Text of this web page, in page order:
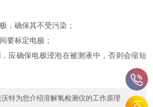
确保其不受污染；
标定电极；
确保电极浸泡在被测液中，否则会缩短
特为您介绍溶解氧检测仪的工作原理